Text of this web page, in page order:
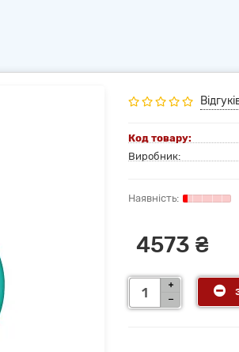
Код товару:
Виробник:
4573 ₴